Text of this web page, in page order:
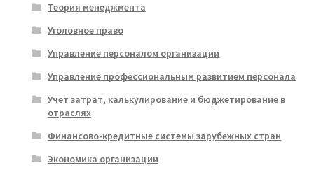
Теория менеджмента
Уголовное право
Управление персоналом организации
Управление профессиональным развитием персонала
Учет затрат, калькулирование и бюджетирование в
отраслях
Финансово-кредитные системы зарубежных стран
Экономика организации